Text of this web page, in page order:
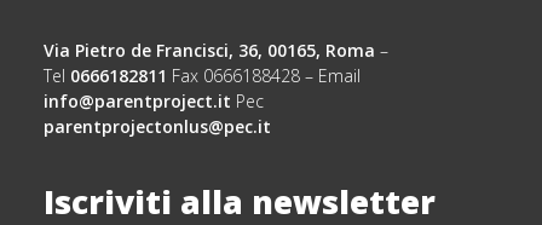
Via Pietro de Francisci, 36, 00165, Roma –
Tel 0666182811 Fax 0666188428 – Email
info@parentproject.it Pec
parentprojectonlus@pec.it
Iscriviti alla newsletter